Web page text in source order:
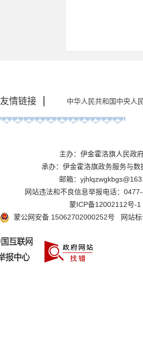
友情链接 中华人民共和国中央人
主办：伊金霍洛旗人民
承办：伊金霍洛旗政务服务与数
邮箱：
网站违法和不良信息举报电话：
蒙ICP备12002112号-1
蒙公网安备 15062702000252号 网站